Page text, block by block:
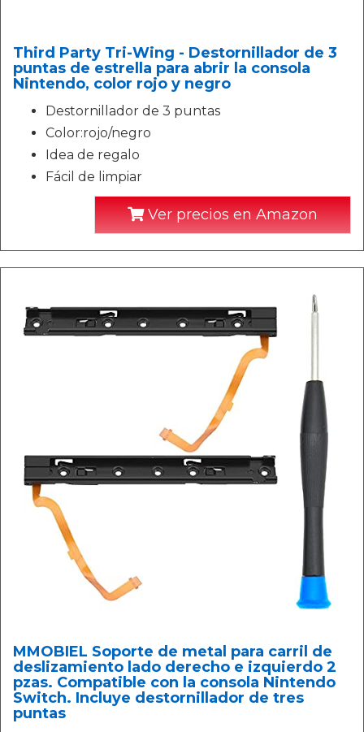
Third Party Tri-Wing - Destornillador de 3
puntas de estrella para abrir la consola
Nintendo, color rojo y negro
Destornillador de 3 puntas
Color:rojo/negro
Idea de regalo
Fácil de limpiar
Ver precios en Amazon
MMOBIEL Soporte de metal para carril de
deslizamiento lado derecho e izquierdo 2
pzas. Compatible con la consola Nintendo
Switch. Incluye destornillador de tres
puntas